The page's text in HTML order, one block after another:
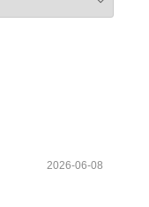
2026-06-08